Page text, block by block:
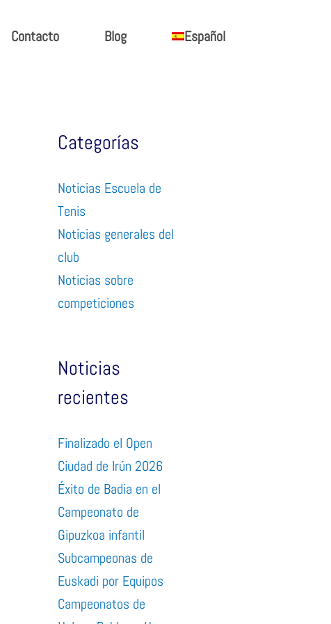
Contacto Blog Español
Categorías
Noticias Escuela de
Tenis
Noticias generales del
club
Noticias sobre
competiciones
Noticias
recientes
Finalizado el Open
Ciudad de Irún 2026
Éxito de Badia en el
Campeonato de
Gipuzkoa infantil
Subcampeonas de
Euskadi por Equipos
Campeonatos de